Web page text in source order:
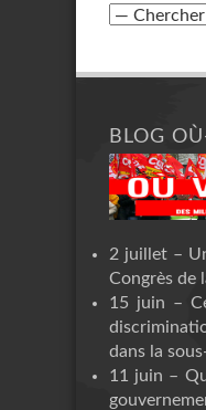
BLOG
2 juillet –
Congrès de
15 juin –
dans la
11 juin –